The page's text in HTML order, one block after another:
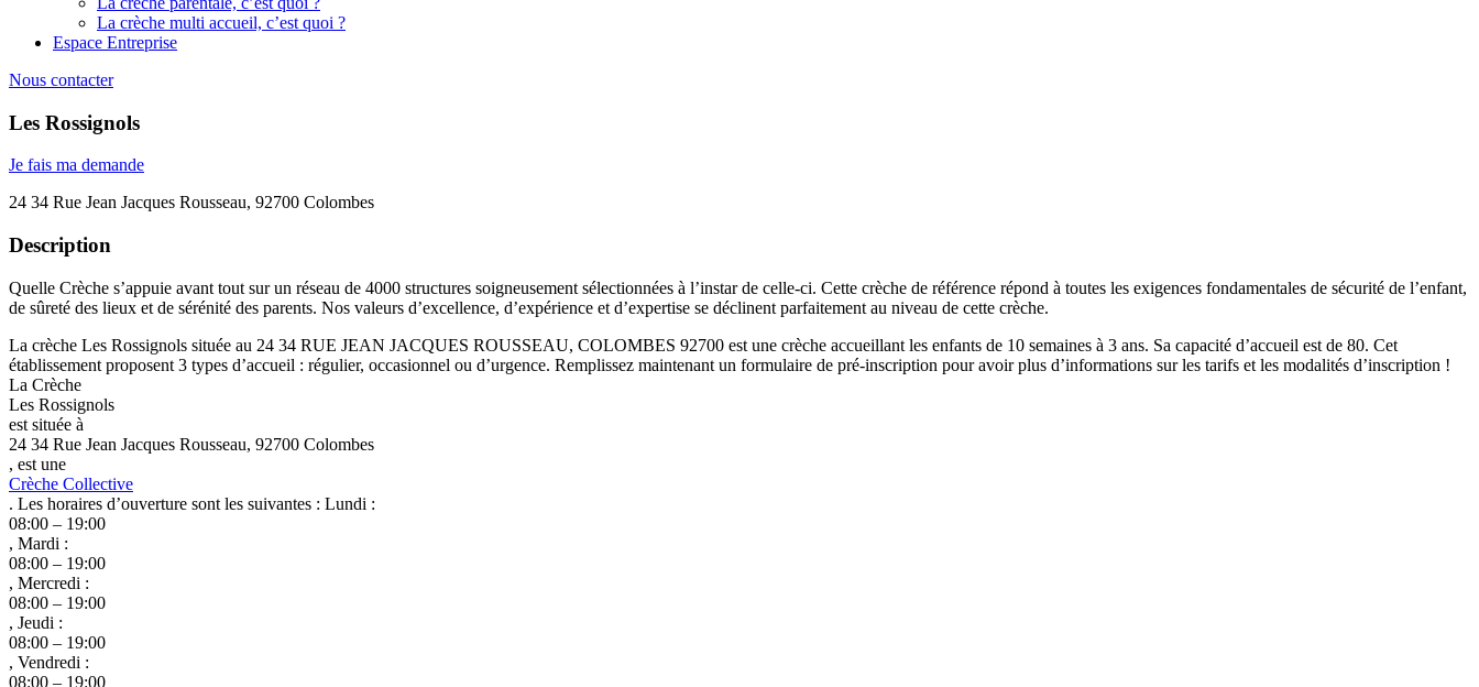
La crèche multi accueil, c’est quoi ?
Espace Entreprise
Nous contacter
Les Rossignols
Je fais ma demande
24 34 Rue Jean Jacques Rousseau, 92700 Colombes
Description
Quelle Crèche s’appuie avant tout sur un réseau de 4000 structures soigneusement sélectionnées à l’instar de celle-ci. Cette crèche de référence répond à toutes les exigences fondamentales de sécurité de l’enfant,
de sûreté des lieux et de sérénité des parents. Nos valeurs d’excellence, d’expérience et d’expertise se déclinent parfaitement au niveau de cette crèche.
La crèche Les Rossignols située au 24 34 RUE JEAN JACQUES ROUSSEAU, COLOMBES 92700 est une crèche accueillant les enfants de 10 semaines à 3 ans. Sa capacité d’accueil est de 80. Cet
établissement proposent 3 types d’accueil : régulier, occasionnel ou d’urgence. Remplissez maintenant un formulaire de pré-inscription pour avoir plus d’informations sur les tarifs et les modalités d’inscription !
La Crèche
Les Rossignols
est située à
24 34 Rue Jean Jacques Rousseau, 92700 Colombes
, est une
Crèche Collective
. Les horaires d’ouverture sont les suivantes : Lundi :
08:00 – 19:00
, Mardi :
08:00 – 19:00
, Mercredi :
08:00 – 19:00
, Jeudi :
08:00 – 19:00
, Vendredi :
08:00 – 19:00